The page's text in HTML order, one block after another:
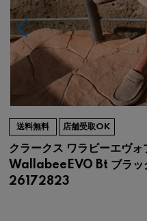
送料無料 店舗受取OK
クラークス ワラビーエヴ
WallabeeEVO Bt ブラッ
26172823